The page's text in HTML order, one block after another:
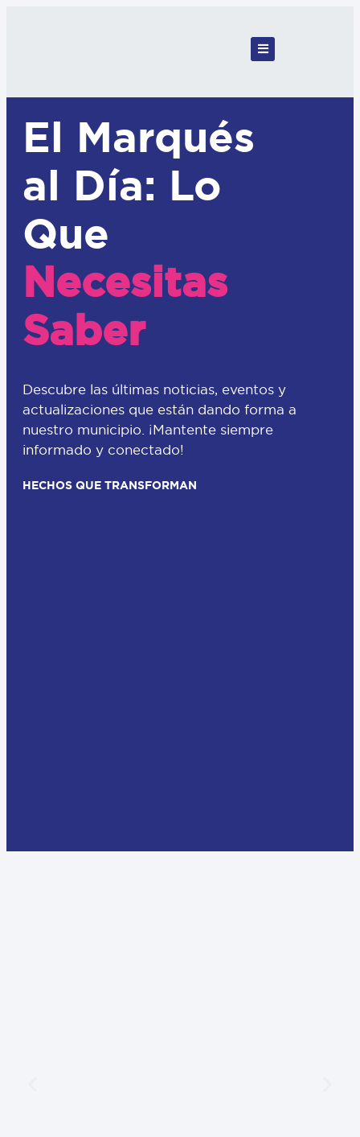
El Marqués
al Día: Lo
Que
Necesitas
Saber
Descubre las últimas noticias, eventos y
actualizaciones que están dando forma a
nuestro municipio. ¡Mantente siempre
informado y conectado!
HECHOS QUE TRANSFORMAN